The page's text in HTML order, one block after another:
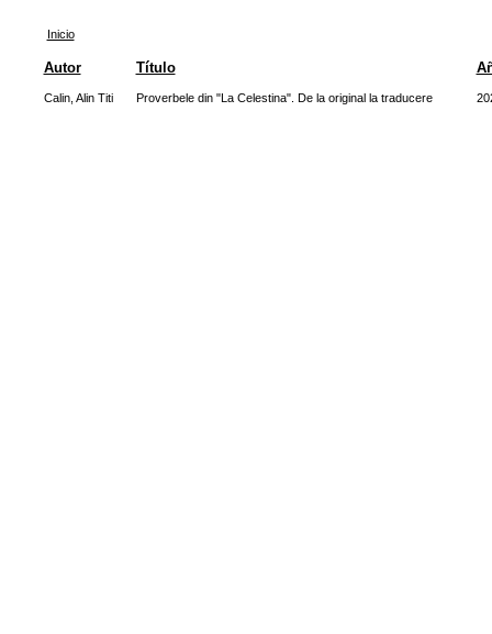
Inicio
Autor Título
Calin, Alin Titi Proverbele din "La Celestina". De la original la traducere